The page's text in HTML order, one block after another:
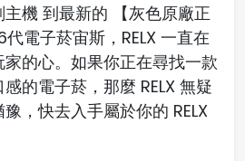
主機 到最新的 【灰色原廠正
電子菸宙斯，RELX 一直在
的心。如果你正在尋找一款
的電子菸，那麼 RELX 無疑
，快去入手屬於你的 RELX